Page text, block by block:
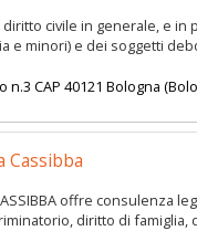
civile in generale, e in
e minori) e dei soggetti
n.3 CAP40121 Bologna (
Cassibba
offre consulenza
diritto di famiglia,